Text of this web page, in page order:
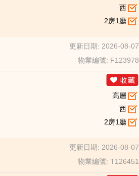
西
2房1廳
更新日期: 2026-08-07
物業編號: F123978
高層
西
2房1廳
更新日期: 2026-08-07
物業編號: T126451